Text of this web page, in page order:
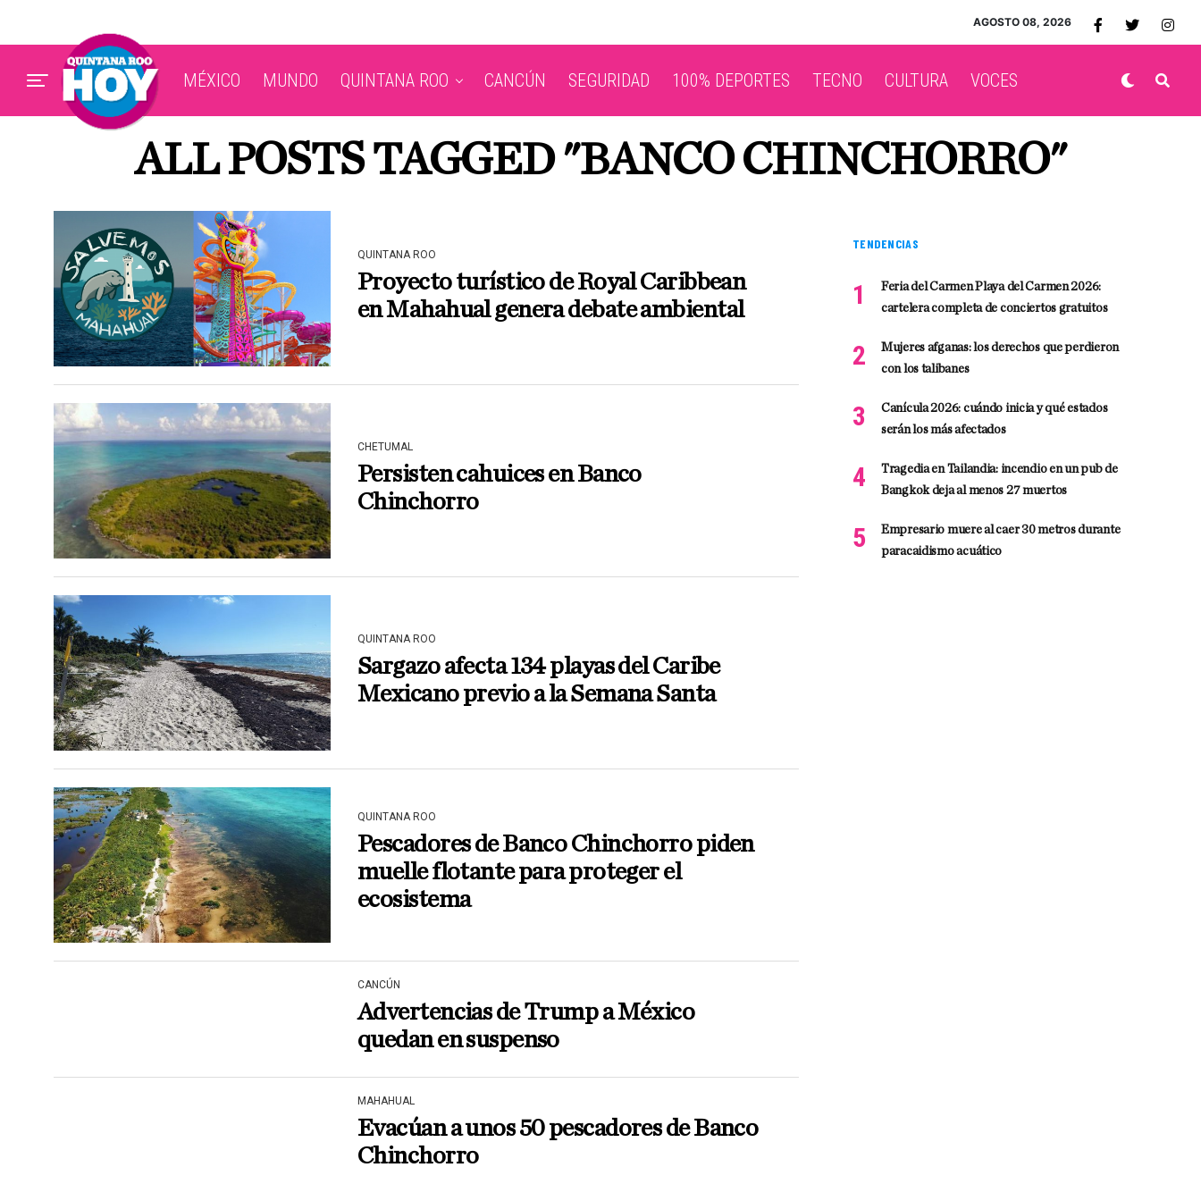
AGOSTO 08, 2026
MÉXICO MUNDO QUINTANA ROO CANCÚN SEGURIDAD 100% DEPORTES TECNO CULTURA VOCES
ALL POSTS TAGGED "BANCO CHINCHORRO"
QUINTANA ROO
Proyecto turístico de Royal Caribbean
en Mahahual genera debate ambiental
CHETUMAL
Persisten cahuices en Banco
Chinchorro
QUINTANA ROO
Sargazo afecta 134 playas del Caribe
Mexicano previo a la Semana Santa
QUINTANA ROO
Pescadores de Banco Chinchorro piden
muelle flotante para proteger el
ecosistema
CANCÚN
Advertencias de Trump a México
quedan en suspenso
MAHAHUAL
Evacúan a unos 50 pescadores de Banco
Chinchorro
TENDENCIAS
Feria del Carmen Playa del Carmen 2026:
cartelera completa de conciertos gratuitos
Mujeres afganas: los derechos que perdieron
con los talibanes
Canícula 2026: cuándo inicia y qué estados
serán los más afectados
Tragedia en Tailandia: incendio en un pub de
Bangkok deja al menos 27 muertos
Empresario muere al caer 30 metros durante
paracaidismo acuático